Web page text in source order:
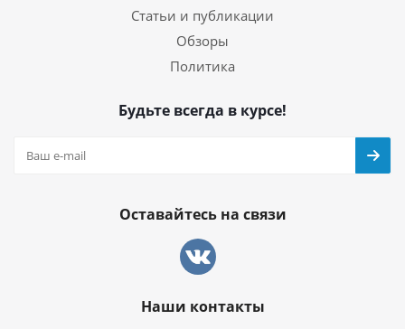
Статьи и публикации
Обзоры
Политика
Будьте всегда в курсе!
Оставайтесь на связи
Наши контакты